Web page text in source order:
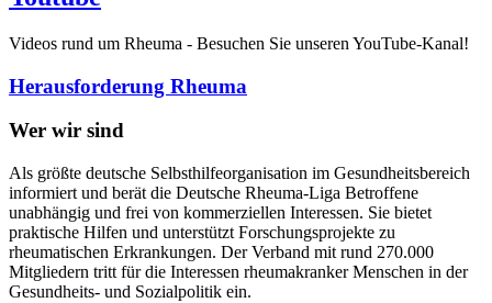
Videos rund um Rheuma - Besuchen Sie unseren YouTube-Kanal!
Herausforderung Rheuma
Wer wir sind
Als größte deutsche Selbsthilfeorganisation im Gesundheitsbereich
informiert und berät die Deutsche Rheuma-Liga Betroffene
unabhängig und frei von kommerziellen Interessen. Sie bietet
praktische Hilfen und unterstützt Forschungsprojekte zu
rheumatischen Erkrankungen. Der Verband mit rund 270.000
Mitgliedern tritt für die Interessen rheumakranker Menschen in der
Gesundheits- und Sozialpolitik ein.